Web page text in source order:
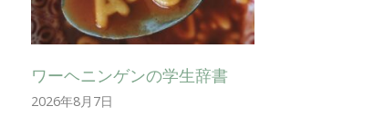
ワーヘニンゲンの学生辞書
2026年8月7日